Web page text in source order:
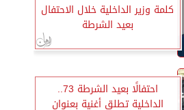
كلمة وزير الداخلية خلال الاحتفال
بعيد الشرطة
احتفالًا بعيد الشرطة 73..
الداخلية تطلق أغنية بعنوان